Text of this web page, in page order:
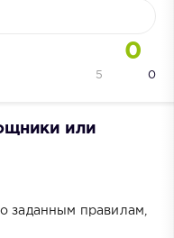
0
0
5
или
заданным правилам,